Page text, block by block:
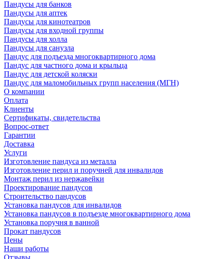
Пандусы для банков
Пандусы для аптек
Пандусы для кинотеатров
Пандусы для входной группы
Пандусы для холла
Пандусы для санузла
Пандус для подъезда многоквартирного дома
Пандус для частного дома и крыльца
Пандус для детской коляски
Пандус для маломобильных групп населения (МГН)
О компании
Оплата
Клиенты
Сертификаты, свидетельства
Вопрос-ответ
Гарантии
Доставка
Услуги
Изготовление пандуса из металла
Изготовление перил и поручней для инвалидов
Монтаж перил из нержавейки
Проектирование пандусов
Строительство пандусов
Установка пандусов для инвалидов
Установка пандусов в подъезде многоквартирного дома
Установка поручня в ванной
Прокат пандусов
Цены
Наши работы
Отзывы